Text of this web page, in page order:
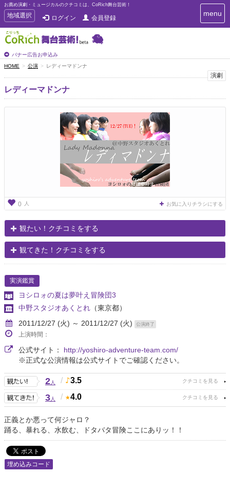
お薦め演劇・ミュージカルのクチコミは、CoRich舞台芸術！
T
o
g
g
e
n
a
i
地域選択 ログイン 会員登録
バナー広告お申込み
T
o
i
menu
HOME 公演 レディーマドンナ
演劇
レディーマドンナ
0 人 お気に入りチラシにする
観たい！クチコミをする
観てきた！クチコミをする
実演鑑賞
ヨシロォの夏は夢叶え冒険団3
中野スタジオあくとれ （東京都）
2011/12/27 (火) ～ 2011/12/27 (火)
公演終了
上演時間：
公式サイト： http://yoshiro-adventure-team.com/
※正式な公演情報は公式サイトでご確認ください。
2人 / 3.5
3人 / 4.0
正義とか悪って何ジャロ？
踊る、暴れる、水飲む、ドタバタ冒険ここにありッ！！
埋め込みコード